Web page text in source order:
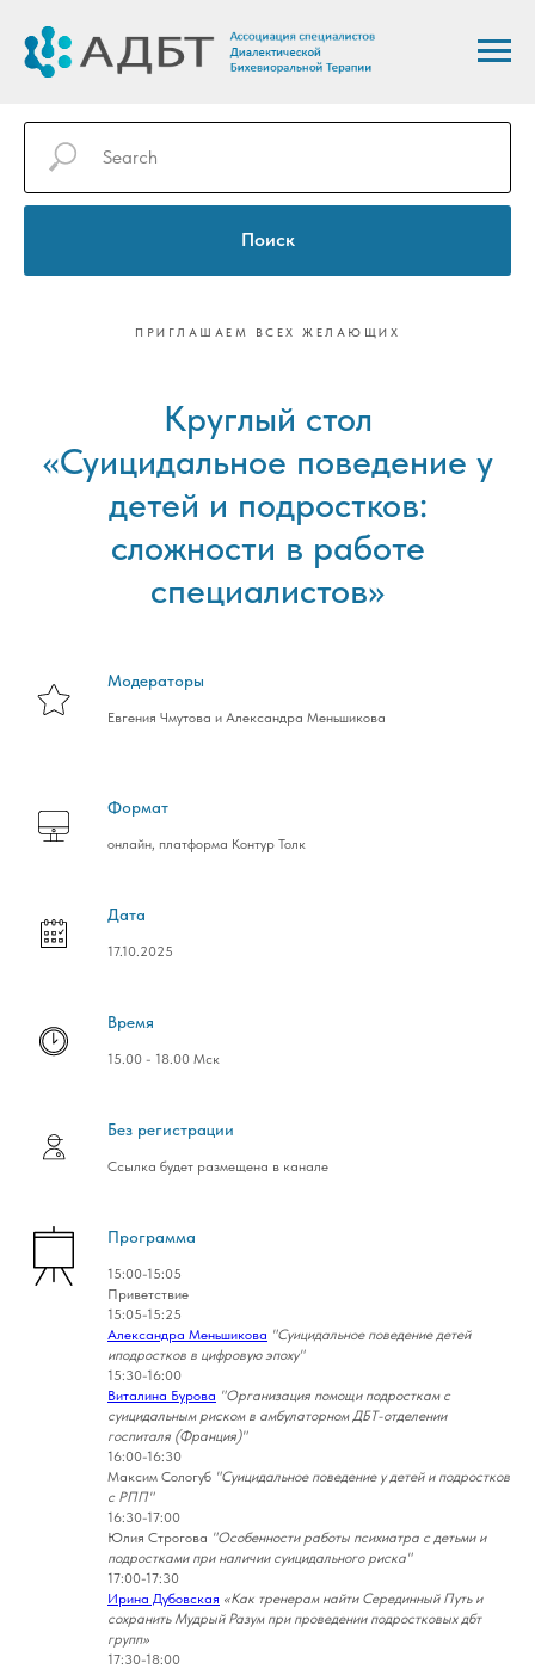
Поиск
ПРИГЛАШАЕМ ВСЕХ ЖЕЛАЮЩИХ
Круглый стол
«Суицидальное поведение у
детей и подростков:
сложности в работе
специалистов»
Модераторы
Евгения Чмутова и Александра Меньшикова
Формат
онлайн, платформа Контур Толк
Дата
17.10.2025
Время
15.00 - 18.00 Мск
Без регистрации
Ссылка будет размещена в канале
Программа
15:00-15:05
Приветствие
15:05-15:25
Александра Меньшикова "Суицидальное поведение детей
иподростков в цифровую эпоху"
15:30-16:00
Виталина Бурова "Организация помощи подросткам с
суицидальным риском в амбулаторном ДБТ-отделении
госпиталя (Франция)"
16:00-16:30
Максим Сологуб "Суицидальное поведение у детей и подростков
с РПП"
16:30-17:00
Юлия Строгова "Особенности работы психиатра с детьми и
подростками при наличии суицидального риска"
17:00-17:30
Ирина Дубовская «Как тренерам найти Серединный Путь и
сохранить Мудрый Разум при проведении подростковых дбт
групп»
17:30-18:00